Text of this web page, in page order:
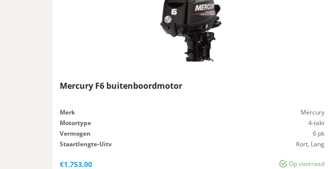
Mercury F6 buitenboordmotor
Merk
Mercury
Motortype
4-takt
Vermogen
6 pk
Staartlengte-Uitv
Kort, Lang
Op voorraad
€1.753,00